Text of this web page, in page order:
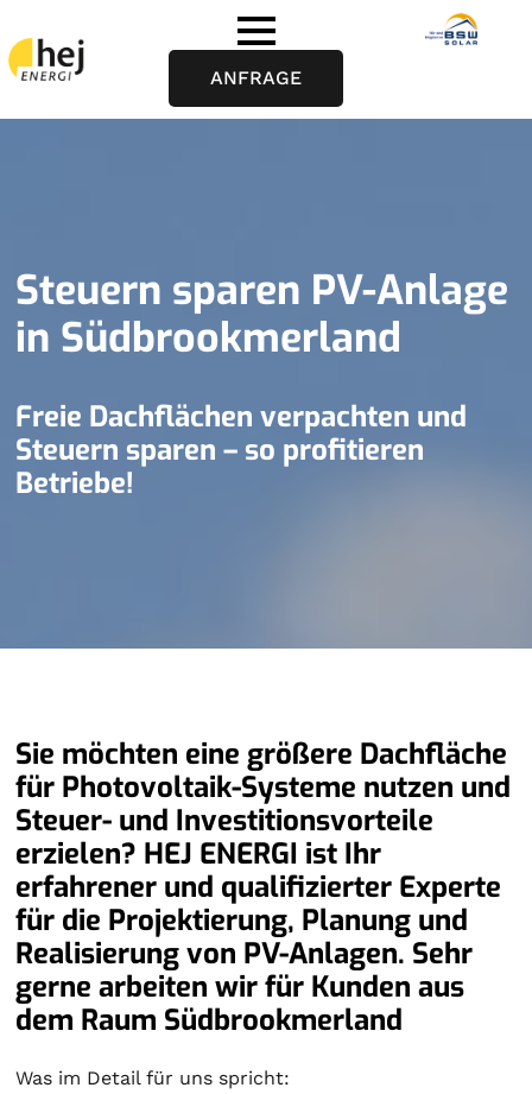
ANFRAGE
Steuern sparen PV-Anlage
in Südbrookmerland
Freie Dachflächen verpachten und
Steuern sparen – so profitieren
Betriebe!
Sie möchten eine größere Dachfläche
für Photovoltaik-Systeme nutzen und
Steuer- und Investitionsvorteile
erzielen? HEJ ENERGI ist Ihr
erfahrener und qualifizierter Experte
für die Projektierung, Planung und
Realisierung von PV-Anlagen. Sehr
gerne arbeiten wir für Kunden aus
dem Raum Südbrookmerland
Was im Detail für uns spricht: